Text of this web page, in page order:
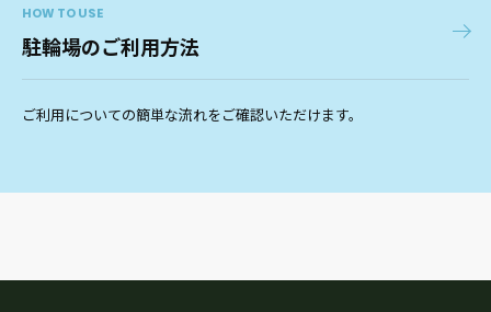
HOW TO USE
駐輪場のご利用方法
ご利用についての簡単な流れをご確認いただけます。